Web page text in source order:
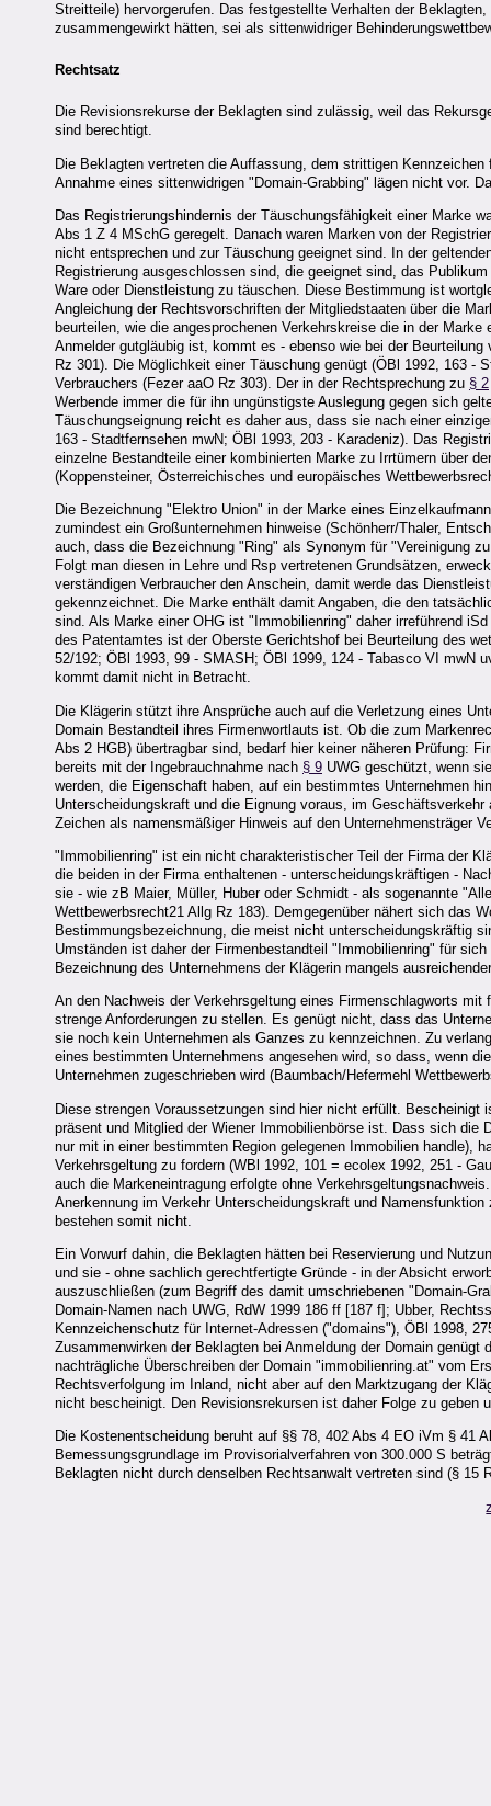
Streitteile) hervorgerufen. Das festgestellte Verhalten der
zusammengewirkt hätten, sei als sittenwidriger
Rechtsatz
Die Revisionsrekurse der Beklagten sind zulässig, weil das
sind berechtigt.
Die Beklagten vertreten die Auffassung, dem strittigen
Annahme eines sittenwidrigen "Domain-Grabbing" lägen nicht vor.
Das Registrierungshindernis der Täuschungsfähigkeit einer Marke
Abs 1 Z 4 MSchG geregelt. Danach waren Marken von der
nicht entsprechen und zur Täuschung geeignet sind. In der
Registrierung ausgeschlossen sind, die geeignet sind, das
Ware oder Dienstleistung zu täuschen. Diese Bestimmung ist
Angleichung der Rechtsvorschriften der Mitgliedstaaten über die
beurteilen, wie die angesprochenen Verkehrskreise die in der
Anmelder gutgläubig ist, kommt es - ebenso wie bei der
Rz 301). Die Möglichkeit einer Täuschung genügt (ÖBl 1992, 163 -
Verbrauchers (Fezer aaO Rz 303). Der in der Rechtsprechung zu § 2
Werbende immer die für ihn ungünstigste Auslegung gegen sich
Täuschungseignung reicht es daher aus, dass sie nach einer
163 - Stadtfernsehen mwN; ÖBl 1993, 203 - Karadeniz). Das
einzelne Bestandteile einer kombinierten Marke zu Irrtümern über
(Koppensteiner, Österreichisches und europäisches
Die Bezeichnung "Elektro Union" in der Marke eines
zumindest ein Großunternehmen hinweise (Schönherr/Thaler,
auch, dass die Bezeichnung "Ring" als Synonym für "Vereinigung
Folgt man diesen in Lehre und Rsp vertretenen Grundsätzen,
verständigen Verbraucher den Anschein, damit werde das
gekennzeichnet. Die Marke enthält damit Angaben, die den
sind. Als Marke einer OHG ist "Immobilienring" daher irreführend iSd
des Patentamtes ist der Oberste Gerichtshof bei Beurteilung des
52/192; ÖBl 1993, 99 - SMASH; ÖBl 1999, 124 - Tabasco VI mwN
kommt damit nicht in Betracht.
Die Klägerin stützt ihre Ansprüche auch auf die Verletzung eines
Domain Bestandteil ihres Firmenwortlauts ist. Ob die zum
Abs 2 HGB) übertragbar sind, bedarf hier keiner näheren Prüfung:
bereits mit der Ingebrauchnahme nach § 9 UWG geschützt, wenn
werden, die Eigenschaft haben, auf ein bestimmtes Unternehmen
Unterscheidungskraft und die Eignung voraus, im
Zeichen als namensmäßiger Hinweis auf den Unternehmensträger
"Immobilienring" ist ein nicht charakteristischer Teil der Firma der
die beiden in der Firma enthaltenen - unterscheidungskräftigen -
sie - wie zB Maier, Müller, Huber oder Schmidt - als sogenannte
Wettbewerbsrecht21 Allg Rz 183). Demgegenüber nähert sich das
Bestimmungsbezeichnung, die meist nicht unterscheidungskräftig
Umständen ist daher der Firmenbestandteil "Immobilienring" für
Bezeichnung des Unternehmens der Klägerin mangels
An den Nachweis der Verkehrsgeltung eines Firmenschlagworts
strenge Anforderungen zu stellen. Es genügt nicht, dass das
sie noch kein Unternehmen als Ganzes zu kennzeichnen. Zu
eines bestimmten Unternehmens angesehen wird, so dass, wenn
Unternehmen zugeschrieben wird (Baumbach/Hefermehl
Diese strengen Voraussetzungen sind hier nicht erfüllt.
präsent und Mitglied der Wiener Immobilienbörse ist. Dass sich die
nur mit in einer bestimmten Region gelegenen Immobilien handle),
Verkehrsgeltung zu fordern (WBl 1992, 101 = ecolex 1992, 251 -
auch die Markeneintragung erfolgte ohne
Anerkennung im Verkehr Unterscheidungskraft und
bestehen somit nicht.
Ein Vorwurf dahin, die Beklagten hätten bei Reservierung und
und sie - ohne sachlich gerechtfertigte Gründe - in der Absicht
auszuschließen (zum Begriff des damit umschriebenen "Domain-
Domain-Namen nach UWG, RdW 1999 186 ff [187 f]; Ubber,
Kennzeichenschutz für Internet-Adressen ("domains"), ÖBl 1998,
Zusammenwirken der Beklagten bei Anmeldung der Domain
nachträgliche Überschreiben der Domain "immobilienring.at" vom
Rechtsverfolgung im Inland, nicht aber auf den Marktzugang der
nicht bescheinigt. Den Revisionsrekursen ist daher Folge zu geben
Die Kostenentscheidung beruht auf §§ 78, 402 Abs 4 EO iVm §
Bemessungsgrundlage im Provisorialverfahren von 300.000 S
Beklagten nicht durch denselben Rechtsanwalt vertreten sind (§ 15